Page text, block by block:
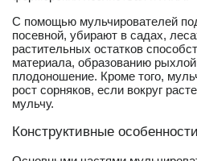
С помощью мульчирователей
посевной, убирают в садах,
растительных остатков
материала, образованию
плодоношение. Кроме того,
рост сорняков, если вокруг
мульчу.
Конструктивные особенности